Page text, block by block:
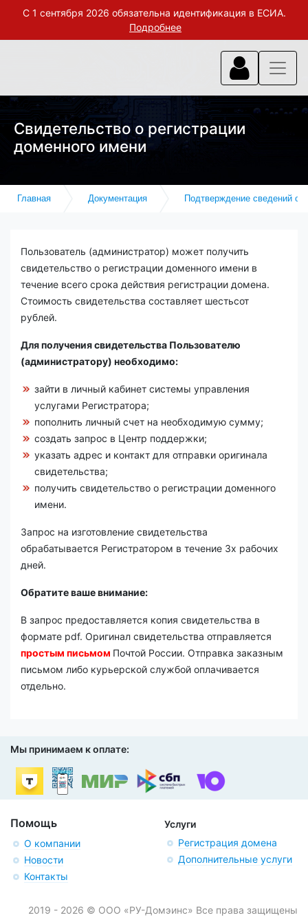
С 1 сентября 2026 обязательна идентификация в ЕСИА.
Подробнее
Свидетельство о регистрации
доменного имени
Главная Документация Подтверждение сведений об
Пользователь (администратор) может получить
свидетельство о регистрации доменного имени в
течение всего срока действия регистрации домена.
Стоимость свидетельства составляет шестьсот
рублей.
Для получения свидетельства Пользователю
(администратору) необходимо:
зайти в личный кабинет системы управления
услугами Регистратора;
пополнить личный счет на необходимую сумму;
создать запрос в Центр поддержки;
указать адрес и контакт для отправки оригинала
свидетельства;
получить свидетельство о регистрации доменного
имени.
Запрос на изготовление свидетельства
обрабатывается Регистратором в течение 3х рабочих
дней.
Обратите ваше внимание:
В запрос предоставляется копия свидетельства в
формате pdf. Оригинал свидетельства отправляется
простым письмом Почтой России. Отправка заказным
письмом либо курьерской службой оплачивается
отдельно.
Мы принимаем к оплате:
Помощь
О компании
Новости
Контакты
Услуги
Регистрация домена
Дополнительные услуги
2019 - 2026 © ООО «РУ-Домэинс» Все права защищены